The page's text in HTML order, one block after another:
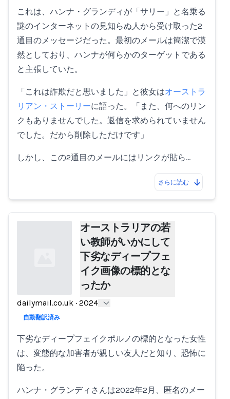
これは、ハンナ・グランディが「サリー」と名乗る
謎のインターネットの見知らぬ人から受け取った2
通目のメッセージだった。最初のメールは簡潔で漠
然としており、ハンナが何らかのターゲットである
と主張していた。
「これは詐欺だと思いました」と彼女はオーストラ
リアン・ストーリーに語った。「また、何へのリン
クもありませんでした。返信を求められていません
でした。だから削除しただけです」
しかし、この2通目のメールにはリンクが貼ら…
さらに読む
Loading...
オーストラリアの若
い教師がいかにして
下劣なディープフェ
イク画像の標的とな
ったか
dailymail.co.uk · 2024
自動翻訳済み
下劣なディープフェイクポルノの標的となった女性
は、変態的な加害者が親しい友人だと知り、恐怖に
陥った。
ハンナ・グランディさんは2022年2月、匿名のメー